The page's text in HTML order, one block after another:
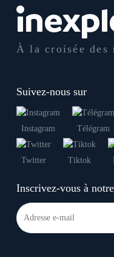
À la croisée des
Suivez-nous sur
Instagram Télégram
Twitter Tiktok
Inscrivez-vous à